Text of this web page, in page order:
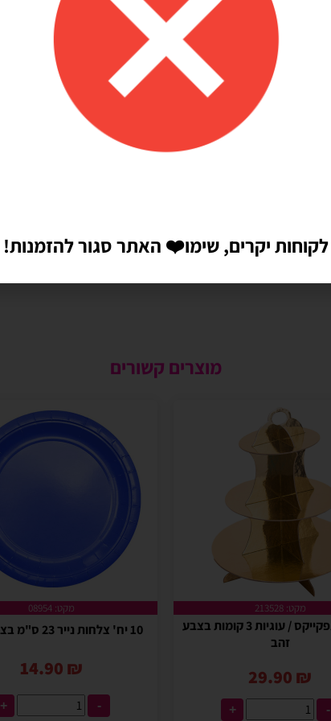
מוצרים קשורים
מקט: 213528
מעמד קאפקייקס / עוגיות 3 קומות בצבע
זהב
29.90 ₪
-
+
מקט: 08954
10 יח' צלחות נייר 23 ס"מ בצבע כחול
14.90 ₪
-
+
לקוחות יקרים, שימו❤️ האתר סגור להזמנות!